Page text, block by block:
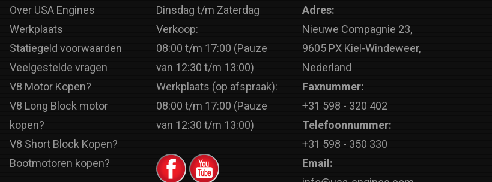
Over USA Engines
Werkplaats
Statiegeld voorwaarden
Veelgestelde vragen
V8 Motor Kopen?
V8 Long Block motor
kopen?
V8 Short Block Kopen?
Bootmotoren kopen?
Dinsdag t/m Zaterdag
Verkoop:
08:00 t/m 17:00 (Pauze
van 12:30 t/m 13:00)
Werkplaats (op afspraak):
08:00 t/m 17:00 (Pauze
van 12:30 t/m 13:00)
Adres:
Nieuwe Compagnie 23,
9605 PX Kiel-Windeweer,
Nederland
Faxnummer:
+31 598 - 320 402
Telefoonnummer:
+31 598 - 350 330
Email: